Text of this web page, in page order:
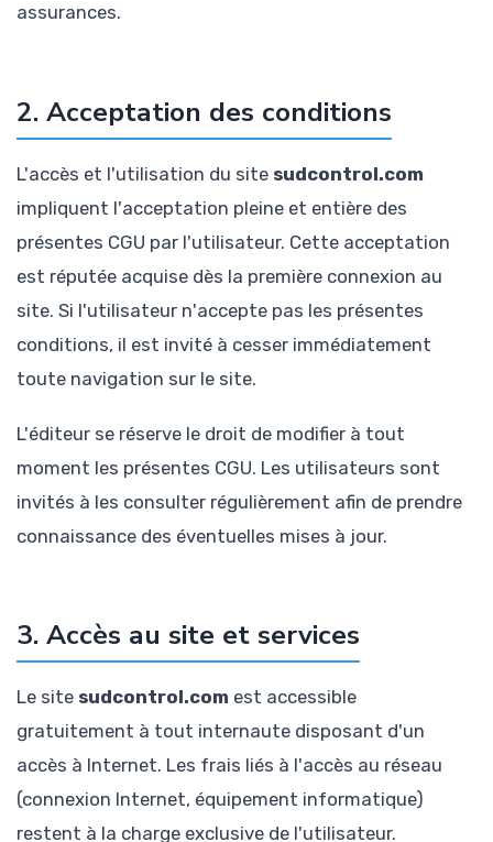
assurances.
2. Acceptation des conditions
L'accès et l'utilisation du site sudcontrol.com
impliquent l'acceptation pleine et entière des
présentes CGU par l'utilisateur. Cette acceptation
est réputée acquise dès la première connexion au
site. Si l'utilisateur n'accepte pas les présentes
conditions, il est invité à cesser immédiatement
toute navigation sur le site.
L'éditeur se réserve le droit de modifier à tout
moment les présentes CGU. Les utilisateurs sont
invités à les consulter régulièrement afin de prendre
connaissance des éventuelles mises à jour.
3. Accès au site et services
Le site sudcontrol.com est accessible
gratuitement à tout internaute disposant d'un
accès à Internet. Les frais liés à l'accès au réseau
(connexion Internet, équipement informatique)
restent à la charge exclusive de l'utilisateur.